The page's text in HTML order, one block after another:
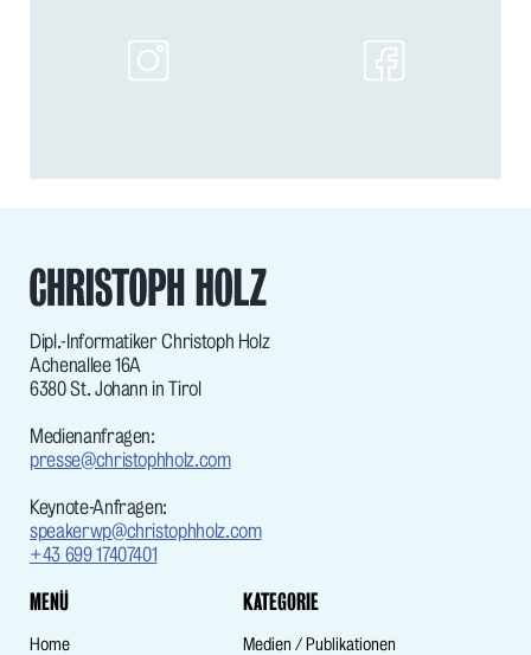
Dipl.-Informatiker Christoph Holz
Achenallee 16A
6380 St. Johann in Tirol
Medienanfragen:
presse@christophholz.com
Keynote-Anfragen:
speakerwp@christophholz.com
+43 699 17407401
MENÜ
Home
KATEGORIE
Medien / Publikationen